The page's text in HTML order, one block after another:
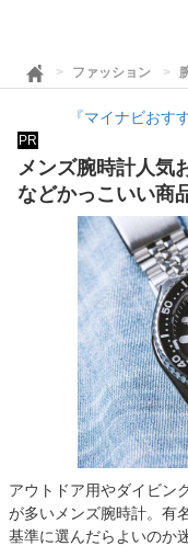
ファッション
『マイナビおす
PR
メンズ腕時計人気
などかっこいい商
アウトドア用やダイビン
が多いメンズ腕時計。有
基準に選んだらよいのか